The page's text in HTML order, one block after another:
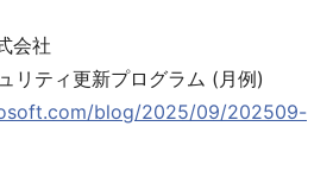
会社
ティ更新プログラム (月例)
blog/2025/09/202509-